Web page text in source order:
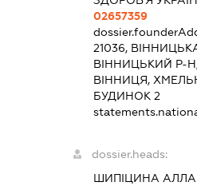
02657359
21036,
ВІННИЦЬКИЙ Р-
ВІННИЦЯ,
БУДИНОК 2
dossier.heads:
ШИПІЦИНА АЛЛА